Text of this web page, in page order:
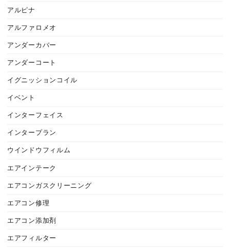
アルピナ
アルファロメオ
アンダーカバー
アンダーコート
イグニッションコイル
イベント
インターフェイス
インタープラン
ウインドウフィルム
エアインテーク
エアコンガスクリーニング
エアコン修理
エアコン添加剤
エアフィルター